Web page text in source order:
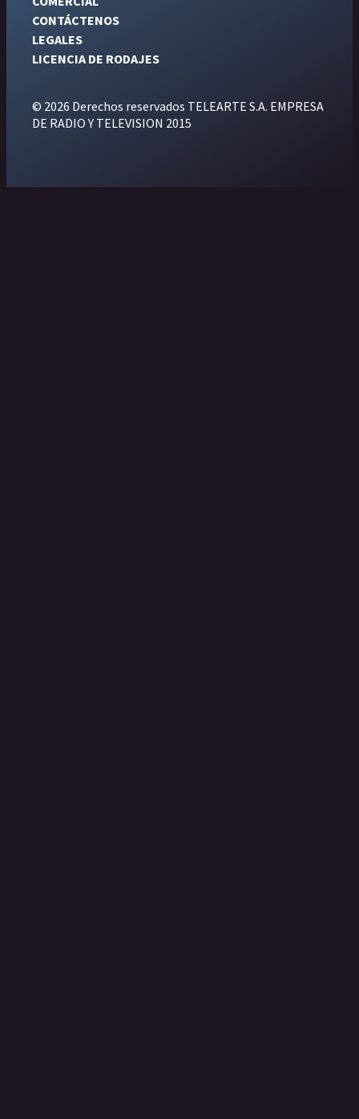
CONTÁCTENOS
LEGALES
LICENCIA DE RODAJES
© 2026 Derechos reservados TELEARTE S.A. EMPRESA
DE RADIO Y TELEVISION 2015